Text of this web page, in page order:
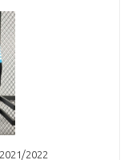
2022